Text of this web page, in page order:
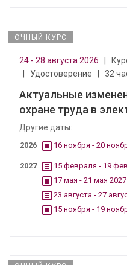
ОЧНЫЙ КУРС
24 - 28 августа 2026
Удостоверение 32
Актуальные
охране труда в
Другие даты:
2026 16 ноября - 20
2027
15 февраля - 19
17 мая - 21 мая 2027
23 августа - 27
15 ноября - 19